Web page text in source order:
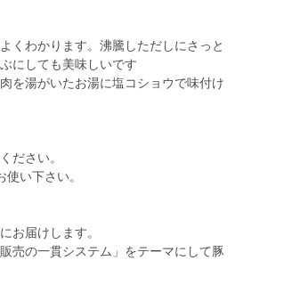
くわかります。沸騰しただしにさっと
にしても美味しいです
を湯がいたお湯に塩コショウで味付け
ださい。
い下さい。
お届けします。
売の一貫システム」をテーマにして豚